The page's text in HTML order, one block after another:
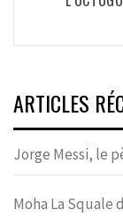
ARTICLES
Jorge Messi, le
Moha La Squale